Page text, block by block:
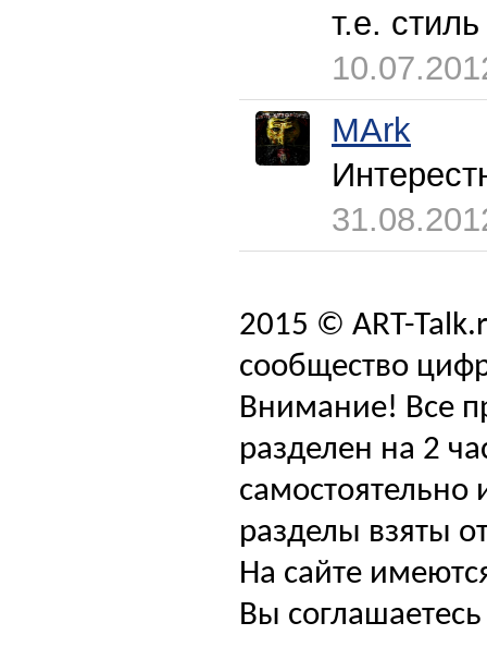
т.е.
MArk
2015 © ART-
сообщество
Внимание! Все
разделен на 2
самостоятельно
разделы взяты
На сайте
Вы